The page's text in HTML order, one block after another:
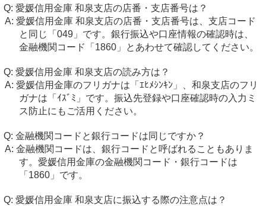
愛媛信用金庫 和泉支店の店番・支店番号は？
愛媛信用金庫 和泉支店の店番・支店番号は、支店コード
と同じ「049」です。銀行振込や口座情報の確認時は、
金融機関コード「1860」とあわせて確認してください。
愛媛信用金庫 和泉支店の読み方は？
愛媛信用金庫のフリガナは「ｴﾋﾒｼﾝｷﾝ」、和泉支店のフリ
ガナは「ｲｽﾞﾐ」です。振込先登録や口座確認時の入力ミ
ス防止にもご活用ください。
金融機関コードと銀行コードは同じですか？
金融機関コードは、銀行コードと呼ばれることもありま
す。愛媛信用金庫の金融機関コード・銀行コードは
「1860」です。
愛媛信用金庫 和泉支店に振込する際の注意点は？